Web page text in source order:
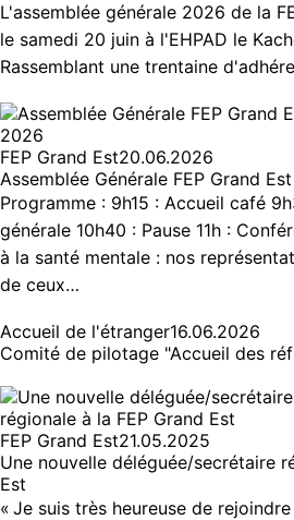
L'assemblée générale 2026 de la
le samedi 20 juin à l'EHPAD le
Rassemblant une trentaine
FEP Grand Est20.06.2026
Assemblée Générale FEP Grand
Programme : 9h15 : Accueil café
générale 10h40 : Pause 11h :
à la santé mentale : nos
de ceux…
Accueil de l'étranger16.06.2026
Comité de pilotage "Accueil des
FEP Grand Est21.05.2025
Une nouvelle déléguée/secrétaire
Est
« Je suis très heureuse de